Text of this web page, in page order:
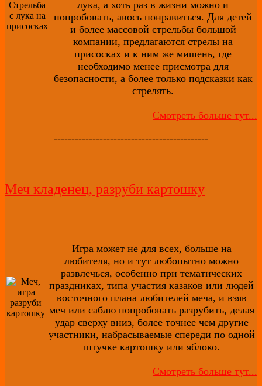
лука, а хоть раз в жизни можно и
попробовать, авось понравиться. Для детей
и более массовой стрельбы большой
компании, предлагаются стрелы на
присосках и к ним же мишень, где
необходимо менее присмотра для
безопасности, а более только подсказки как
стрелять.
Смотреть больше тут...
--------------------------------------------
Меч кладенец, разруби картошку
Игра может не для всех, больше на
любителя, но и тут любопытно можно
развлечься, особенно при тематических
праздниках, типа участия казаков или людей
восточного плана любителей меча, и взяв
меч или саблю попробовать разрубить, делая
удар сверху вниз, более точнее чем другие
участники, набрасываемые спереди по одной
штучке картошку или яблоко.
Смотреть больше тут...